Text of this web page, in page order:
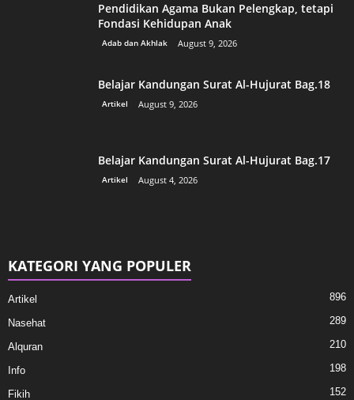
Pendidikan Agama Bukan Pelengkap, tetapi
Fondasi Kehidupan Anak
Adab dan Akhlak August 9, 2026
Belajar Kandungan Surat Al-Hujurat Bag.18
Artikel August 9, 2026
Belajar Kandungan Surat Al-Hujurat Bag.17
Artikel August 4, 2026
KATEGORI YANG POPULER
Artikel 896
Nasehat 289
Alquran 210
Info 198
Fikih 152